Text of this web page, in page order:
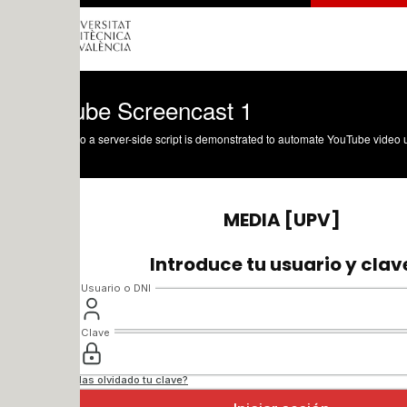
Screencast 1